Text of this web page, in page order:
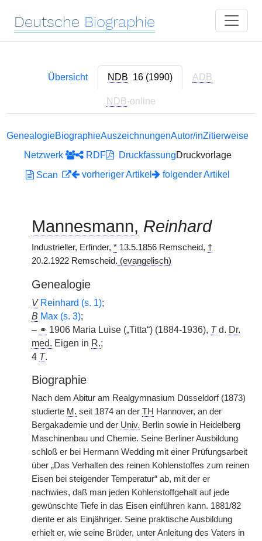
Deutsche Biographie
Übersicht NDB 16 (1990) ADB
NDB-online
GenealogieBiographieAuszeichnungenAutor/inZitierweise
Netzwerk
RDF DruckfassungDruckvorlage
Scan
vorheriger Artikel folgender Artikel
Mannesmann, Reinhard
Industrieller, Erfinder, * 13.5.1856 Remscheid, †
20.2.1922 Remscheid. (evangelisch)
Genealogie
V Reinhard (s. 1);
B Max (s. 3);
– ⚭ 1906 Maria Luise („Titta“) (1884-1936), Td. Dr.
med. Eigen in R.;
4 T.
Biographie
Nach dem Abitur am Realgymnasium Düsseldorf (1873)
studierte M. seit 1874 an der TH Hannover, an der
Bergakademie und der Univ. Berlin sowie in Heidelberg
Maschinenbau und Chemie. Seine Berliner Ausbildung
schloß er bei Hermann Wedding mit einer Prüfungsarbeit
über „Das Verhalten des reinen Kohlenstoffes zum reinen
Eisen bei steigender Temperatur“ ab, mit der er
nachwies, daß man jeden Kohlenstoffgehalt auf jede
gewünschte Tiefe in das Eisen einführen kann. 1881/82
diente er als Einjähriger. Seine praktische Ausbildung
erhielt er, wie seine Brüder, unter Anleitung des Vaters in